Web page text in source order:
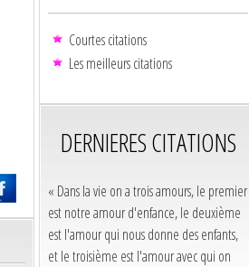
Courtes citations
Les meilleurs citations
DERNIERES CITATIONS
« Dans la vie on a trois amours, le premier
est notre amour d'enfance, le deuxième
est l'amour qui nous donne des enfants,
et le troisième est l'amour avec qui on